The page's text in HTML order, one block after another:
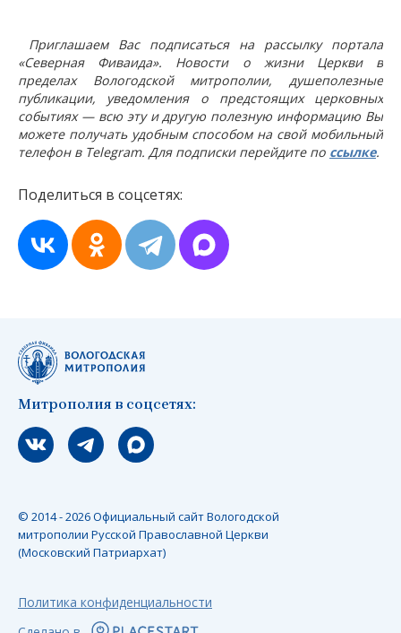
Приглашаем Вас подписаться на рассылку портала
«Северная Фиваида». Новости о жизни Церкви в
пределах Вологодской митрополии, душеполезные
публикации, уведомления о предстоящих церковных
событиях — всю эту и другую полезную информацию Вы
можете получать удобным способом на свой мобильный
телефон в Telegram. Для подписки перейдите по ссылке.
Поделиться в соцсетях:
Митрополия в соцсетях:
Мы вконтакте
Мы в telegram
Мы в Макс
© 2014 - 2026 Официальный сайт Вологодской
митрополии Русской Православной Церкви
(Московский Патриархат)
Политика конфиденциальности